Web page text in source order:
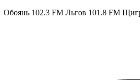
FM Льгов 101.8 FM Щигры 107.8 FM